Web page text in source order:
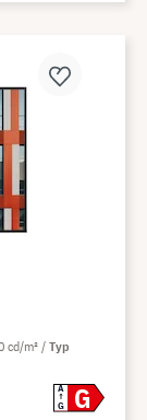
A
G
G
cd/m²
Typ